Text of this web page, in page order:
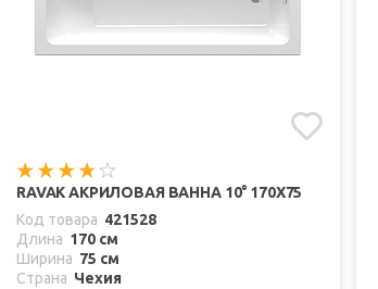
RAVAK АКРИЛОВАЯ ВАННА 10° 170Х75
Код товара 421528
Длина 170 см
Ширина 75 см
Страна Чехия